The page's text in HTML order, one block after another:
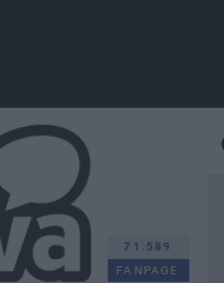
71.589
FANPAGE